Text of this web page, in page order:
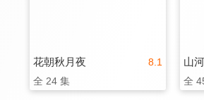
8.1
花朝秋月夜
全 24 集
山
全